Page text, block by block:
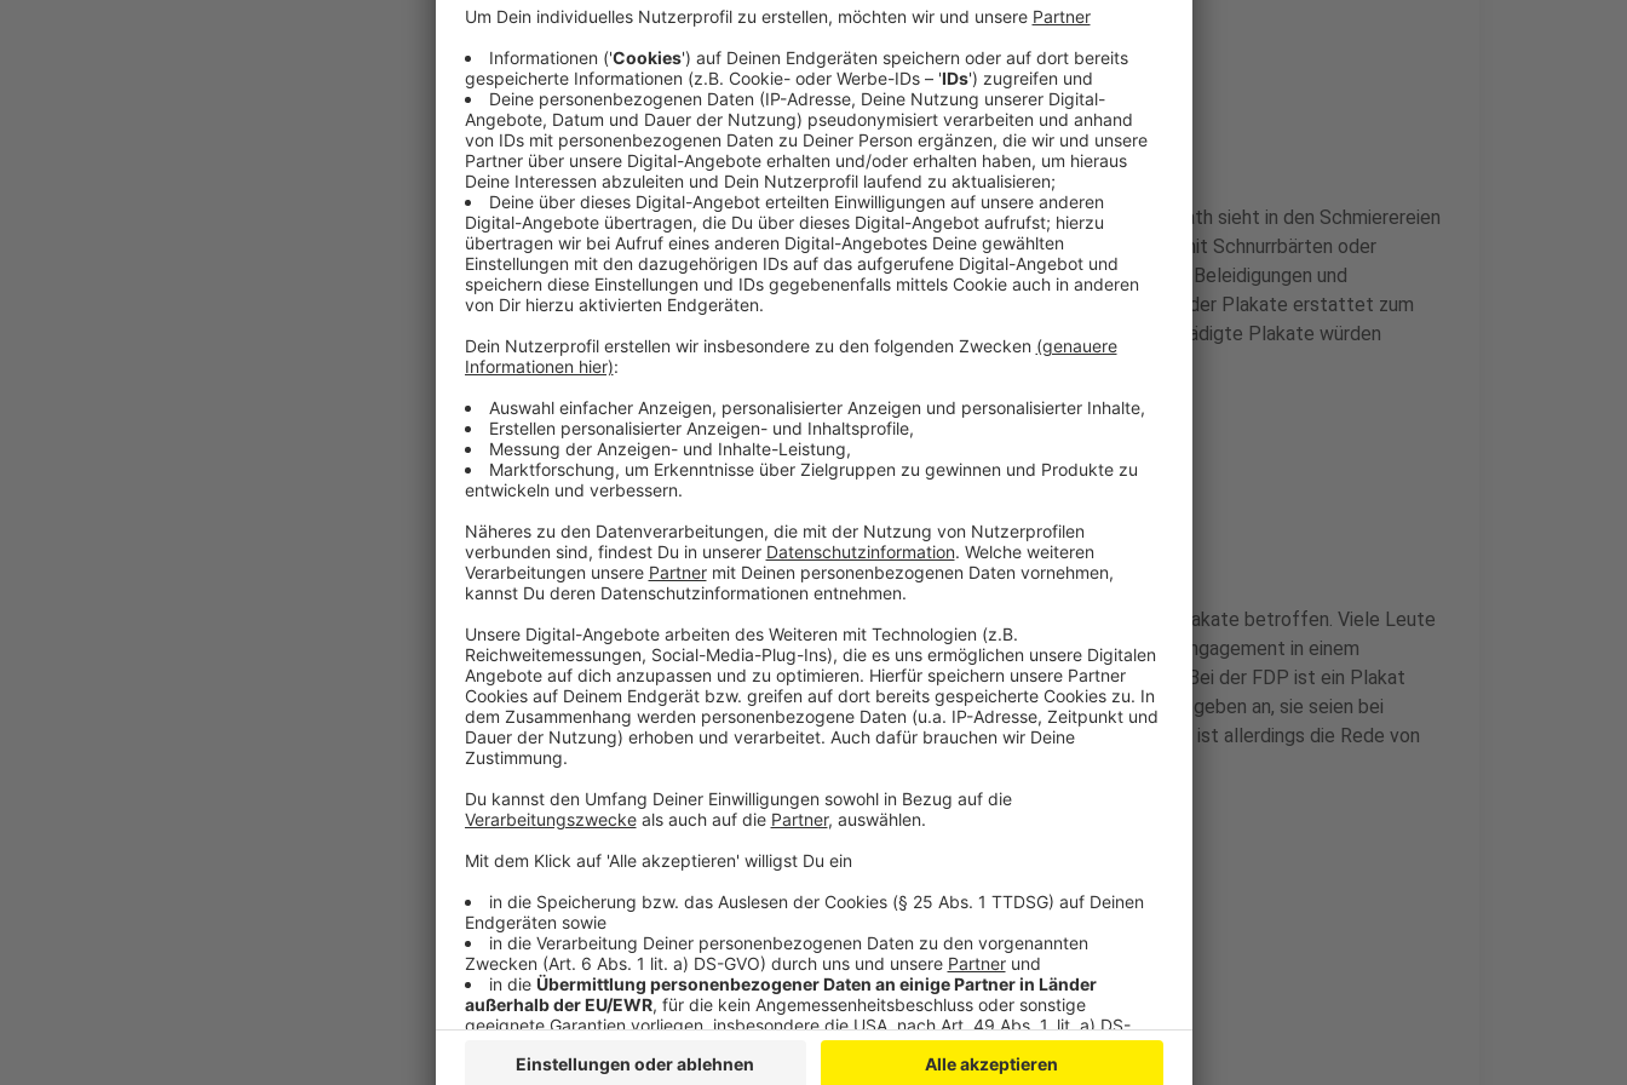
Starke Beschädigungen
Anzeige
Der SPD-Kandidat und amtierende Oberbürgermeister Uwe Richrath sieht in den Schmierereien
einen „Angriff auf die demokratische Kultur unserer Stadt“. Was mit Schnurrbärten oder
aufgemalten Brillen anfängt, endet häufig bei dazugeschriebenen Beleidigungen und
Beschimpfungen. Bei Letzterem und beim kompletten Diebstahl der Plakate erstattet zum
Beispiel die CDU Strafanzeige gegen unbekannt. Drastisch beschädigte Plakate würden
Anzeige
Verbale Angriffe
Anzeige
Bei den Grünen sind nach eigener Aussage vor allem die großen Plakate betroffen. Viele Leute
würden sich scheinbar keine Gedanken darüber machen, wie viel Engagement in einem
Wahlkampf stecke, heißt es von deren OB-Kandidat Sven Weiss. Bei der FDP ist ein Plakat
angekokelt worden. Lediglich die Linke und die Partei „Die Partei“ geben an, sie seien bei
diesem Thema noch „glimpflich davongekommen“ – bei der Partei ist allerdings die Rede von
Anzeige
Weitere Meldungen aus unserer Stadt
Anzeige
Nutriapopulation: Vor allem an der Wupper gesichtet
Sommerhitze: DLRG Leverkusen warnt vor Badeunfällen